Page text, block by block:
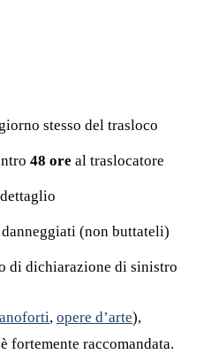
stesso del trasloco
48 ore al traslocatore
(non buttateli)
di dichiarazione di sinistro
, opere d’arte),
fortemente raccomandata.